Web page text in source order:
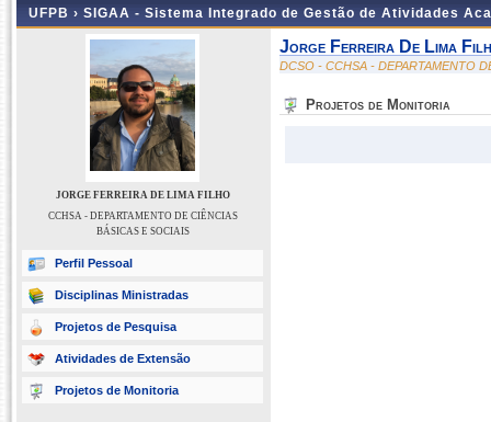
UFPB › SIGAA - Sistema Integrado de Gestão de Atividades
JORGE FERREIRA DE LIMA FILHO
CCHSA - DEPARTAMENTO DE CIÊNCIAS
BÁSICAS E SOCIAIS
Perfil Pessoal
Disciplinas Ministradas
Projetos de Pesquisa
Atividades de Extensão
Projetos de Monitoria
Jorge Ferreira De Lima
DCSO - CCHSA - DEPARTAMENTO
Projetos de Monitoria